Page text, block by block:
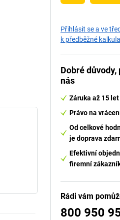
Přihlásit se a ve
k předběžné
Dobré
nás
Záruka až 15 let
Právo na
Od celkové
je doprava
Efektivní
firemní
Rádi vám
800 950